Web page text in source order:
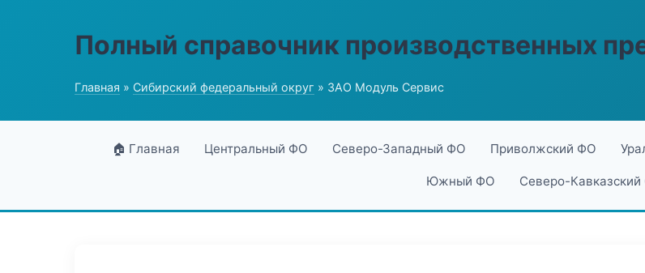
Полный справочник производственных
Главная » Сибирский федеральный округ » ЗАО Модуль Сервис
🏠 Главная Центральный ФО Северо-Западный ФО Приволжский ФО
Южный ФО Северо-